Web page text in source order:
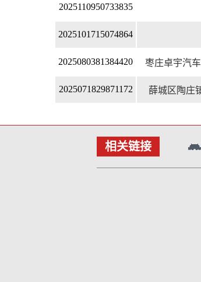
2025110950733835
2025101715074864
2025080381384420 枣庄卓宇汽
2025071829871172 薛城区陶庄
总计
相关链接